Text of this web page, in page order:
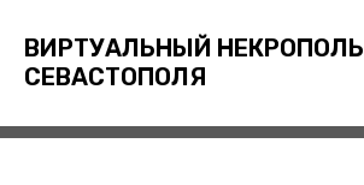
ВИРТУАЛЬНЫЙ НЕКРОПОЛЬ
СЕВАСТОПОЛЯ